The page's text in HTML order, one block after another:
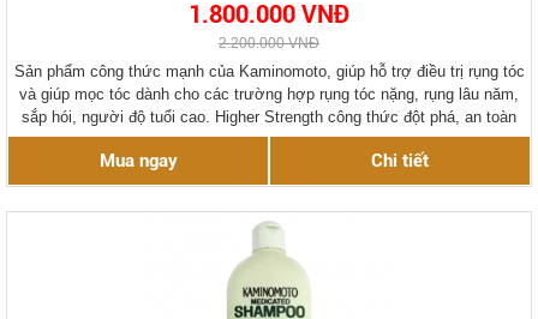
1.800.000 VNĐ
2.200.000 VNĐ
Sản phẩm công thức mạnh của Kaminomoto, giúp hỗ trợ điều trị rụng tóc
và giúp mọc tóc dành cho các trường hợp rụng tóc nặng, rụng lâu năm,
sắp hói, người độ tuổi cao. Higher Strength công thức đột phá, an toàn
cho người sử dụng.
Mua ngay Chi tiết